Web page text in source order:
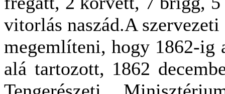
vitorlás naszád.A
megemlíteni, hogy 1862-ig
alá tartozott, 1862